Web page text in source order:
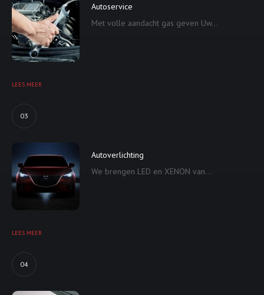
Autoservice
Met volle aandacht gas geven Uw...
LEES MEER
03
Autoverlichting
We brengen LED en XENON van...
LEES MEER
04